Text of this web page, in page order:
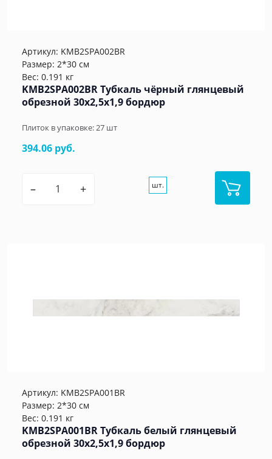
Артикул: KMB2SPA002BR
Размер: 2*30 см
Вес: 0.191 кг
KMB2SPA002BR Тубкаль чёрный глянцевый
обрезной 30x2,5x1,9 бордюр
Плиток в упаковке:27 шт
394.06 руб.
– + шт.
Артикул: KMB2SPA001BR
Размер: 2*30 см
Вес: 0.191 кг
KMB2SPA001BR Тубкаль белый глянцевый
обрезной 30x2,5x1,9 бордюр